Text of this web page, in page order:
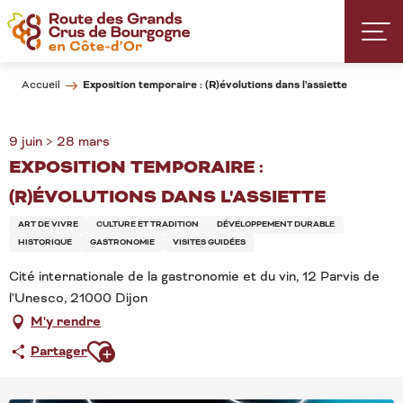
Aller
au
contenu
Accueil Exposition temporaire : (R)évolutions dans l'assiette
9 juin > 28 mars
EXPOSITION TEMPORAIRE :
(R)ÉVOLUTIONS DANS L'ASSIETTE
ART DE VIVRE CULTURE ET TRADITION
DÉVELOPPEMENT DURABLE
HISTORIQUE
GASTRONOMIE VISITES GUIDÉES
Cité internationale de la gastronomie et du vin, 12 Parvis de
l'Unesco, 21000 Dijon
M'y rendre
PartagerAjouter aux favoris